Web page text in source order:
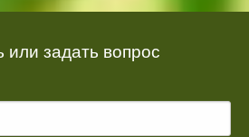
или задать вопрос